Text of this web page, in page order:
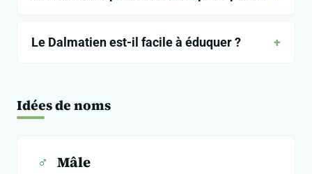
Le Dalmatien est-il facile à éduquer ?
Idées de noms
♂ Mâle